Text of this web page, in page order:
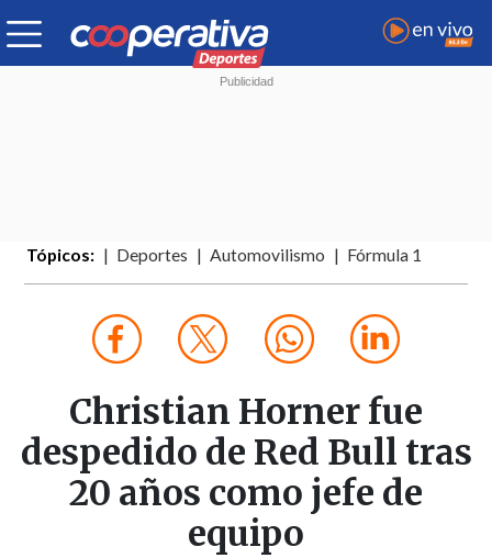
Tópicos: Deportes Automovilismo Fórmula 1
Christian Horner fue
despedido de Red Bull tras
20 años como jefe de
equipo